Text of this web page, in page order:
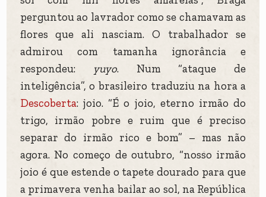
perguntou ao lavrador como se chamavam as
flores que ali nasciam. O trabalhador se
admirou com tamanha ignorância e
respondeu:
yuyo. Num “ataque de
inteligência”, o brasileiro traduziu na hora a
Descoberta: joio. “É o joio, eterno irmão do
trigo, irmão pobre e ruim que é preciso
separar do irmão rico e bom” – mas não
agora. No começo de outubro, “nosso irmão
joio é que estende o tapete dourado para que
a primavera venha bailar ao sol, na República